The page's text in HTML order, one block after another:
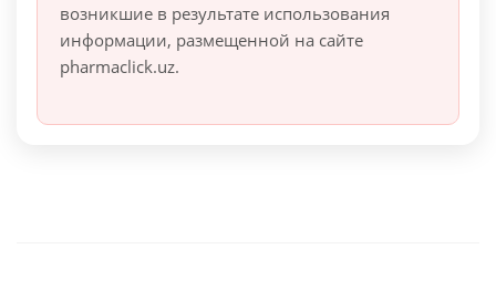
возникшие в результате использования
информации, размещенной на сайте
pharmaclick.uz.